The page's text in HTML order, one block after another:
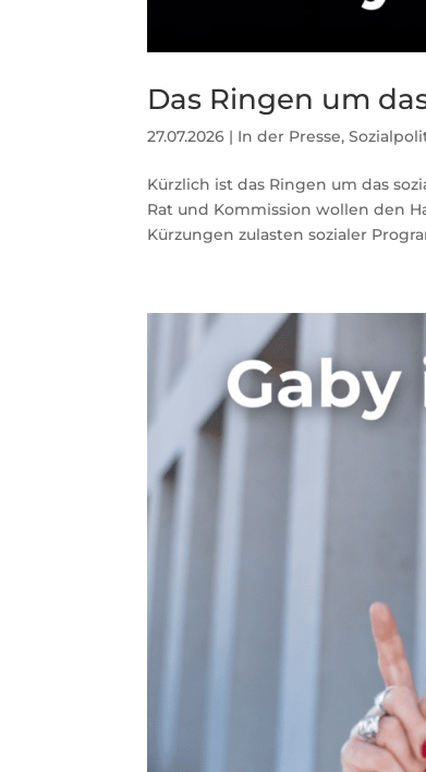
Das Ringen um
27.07.2026| In der Presse,
Kürzlich ist das Ringen um das
Rat und Kommission wollen den
Kürzungen zulasten sozialer